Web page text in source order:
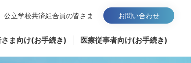
公立学校共済組合員の皆さま お問い合わせ
ま向け(お手続き) 医療従事者向け(お手続き)